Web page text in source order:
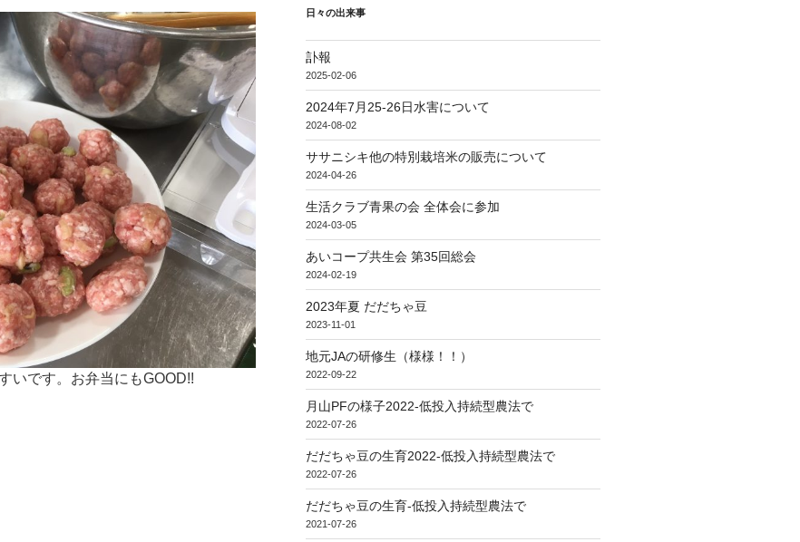
いです。お弁当にもGOOD!!
日々の出来事
訃報
2025-02-06
2024年7月25-26日水害について
2024-08-02
ササニシキ他の特別栽培米の販売について
2024-04-26
生活クラブ青果の会 全体会に参加
2024-03-05
あいコープ共生会 第35回総会
2024-02-19
2023年夏 だだちゃ豆
2023-11-01
地元JAの研修生（様様！！）
2022-09-22
月山PFの様子2022-低投入持続型農法で
2022-07-26
だだちゃ豆の生育2022-低投入持続型農法で
2022-07-26
だだちゃ豆の生育-低投入持続型農法で
2021-07-26